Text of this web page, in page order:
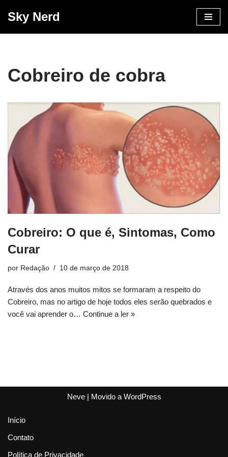
Sky Nerd
Cobreiro de cobra
Cobreiro: O que é, Sintomas, Como
Curar
por Redação 10 de março de 2018
Através dos anos muitos mitos se formaram a respeito do
Cobreiro, mas no artigo de hoje todos eles serão quebrados e
você vai aprender o… Continue a ler »
Neve| Movido a WordPress
Início
Contato
Política de Privacidade